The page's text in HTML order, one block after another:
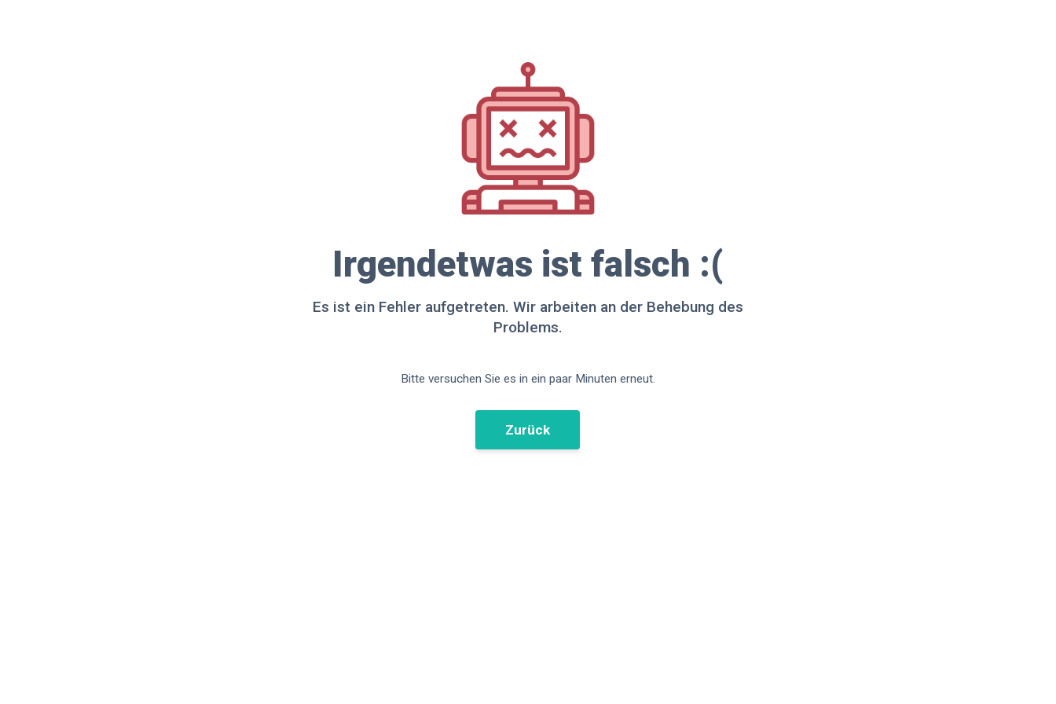
Irgendetwas ist falsch :(
Es ist ein Fehler aufgetreten. Wir arbeiten an der Behebung des
Problems.
Bitte versuchen Sie es in ein paar Minuten erneut.
Zurück